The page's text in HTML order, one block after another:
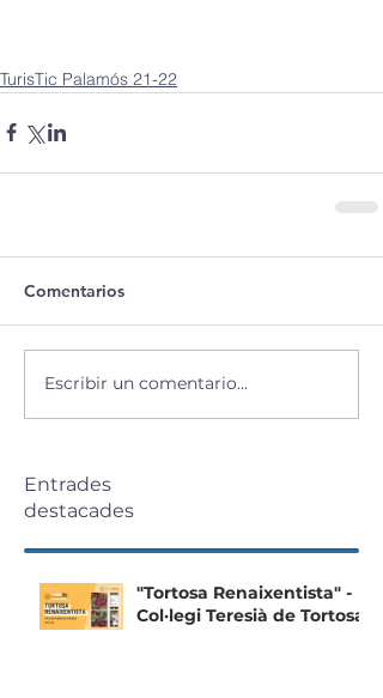
TurisTic Palamós 21-22
Comentarios
Escribir un comentario...
Entrades
destacades
"Tortosa Renaixentista" -
Col·legi Teresià de Tortosa